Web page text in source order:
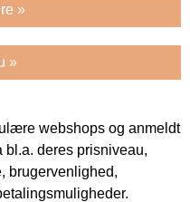
»
»
webshops og anmeldt
bl.a. deres prisniveau,
brugervenlighed,